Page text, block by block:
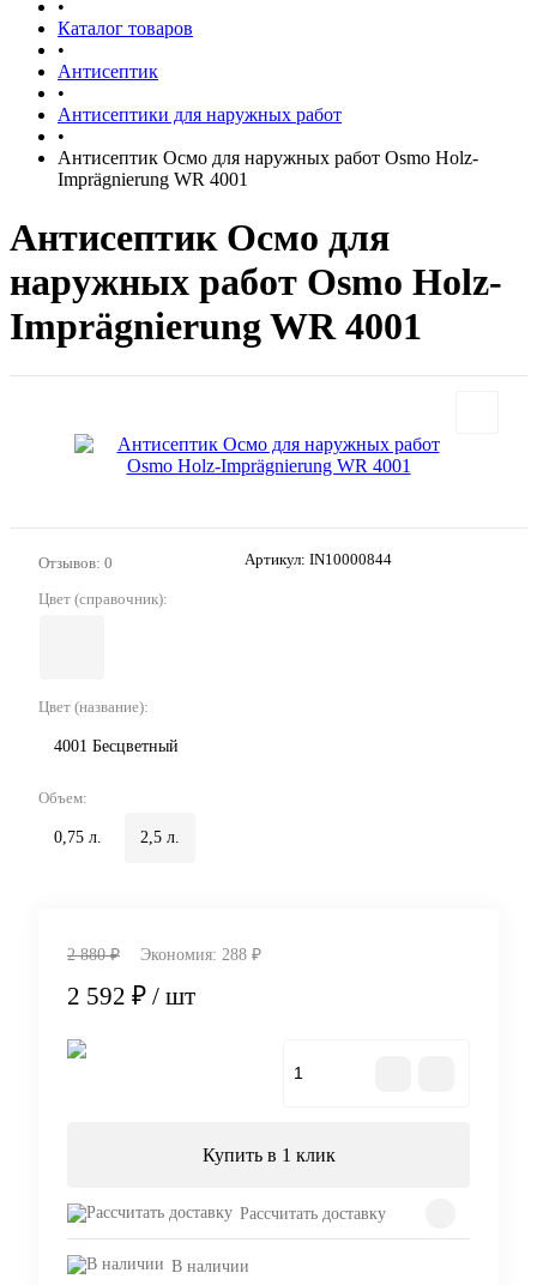
•
Каталог товаров
•
Антисептик
•
Антисептики для наружных работ
•
Антисептик Осмо для наружных работ Osmo Holz-
Imprägnierung WR 4001
Антисептик Осмо для
наружных работ Osmo Holz-
Imprägnierung WR 4001
Отзывов: 0 Артикул: IN10000844
Цвет (справочник):
Цвет (название):
4001 Бесцветный
Объем:
0,75 л. 2,5 л.
2 880 ₽ Экономия: 288 ₽
2 592 ₽ / шт
Купить в 1 клик
Рассчитать доставку
В наличии